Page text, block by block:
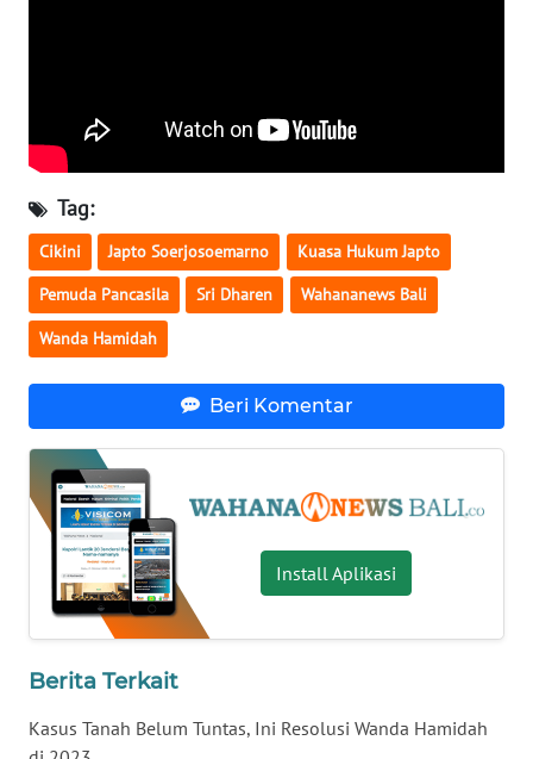
Tag:
Cikini Japto Soerjosoemarno Kuasa Hukum Japto
Pemuda Pancasila Sri Dharen Wahananews Bali
Wanda Hamidah
Beri Komentar
Install Aplikasi
Berita Terkait
Kasus Tanah Belum Tuntas, Ini Resolusi Wanda Hamidah
SULTENG
WN
SULBAR
WN
BABEL
WN
SUMSEL
WN
BENGKULU
WN
WN
JATENG